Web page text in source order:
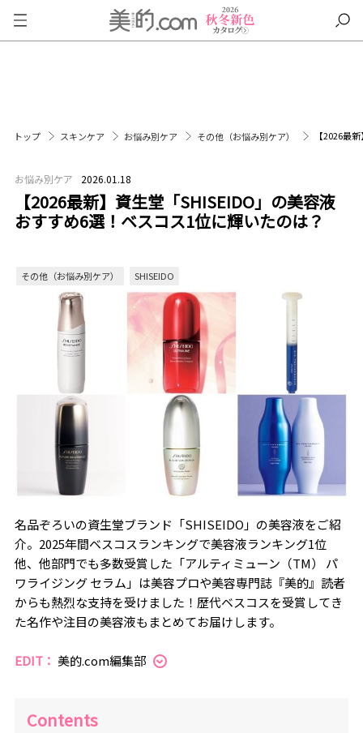
トップ スキンケア お悩み別ケア その他（お悩み別ケア） 【2026最
お悩み別ケア 2026.01.18
【2026最新】資生堂「SHISEIDO」の美容液
おすすめ6選！ベスコス1位に輝いたのは？
その他（お悩み別ケア） SHISEIDO
名品ぞろいの資生堂ブランド「SHISEIDO」の美容液をご紹
介。2025年間ベスコスランキングで美容液ランキング1位
他、他部門でも多数受賞した「アルティミューン（TM） パ
ワライジング セラム」は美容プロや美容専門誌『美的』読者
からも熱烈な支持を受けました！歴代ベスコスを受賞してき
た名作や注目の美容液もまとめてお届けします。
EDIT： 美的.com編集部
Contents